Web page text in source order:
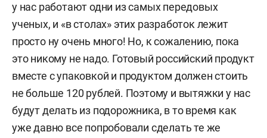
у нас работают одни из самых передовых
ученых, и «в столах» этих разработок лежит
просто ну очень много! Но, к сожалению, пока
это никому не надо. Готовый российский продукт
вместе с упаковкой и продуктом должен стоить
не больше 120 рублей. Поэтому и вытяжки у нас
будут делать из подорожника, в то время как
уже давно все попробовали сделать те же